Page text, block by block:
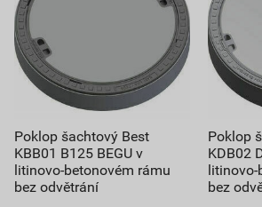
Poklop šachtový Best
KBB01 B125 BEGU v
litinovo-betonovém rámu
bez odvětrání
Poklop
KDB02
bez